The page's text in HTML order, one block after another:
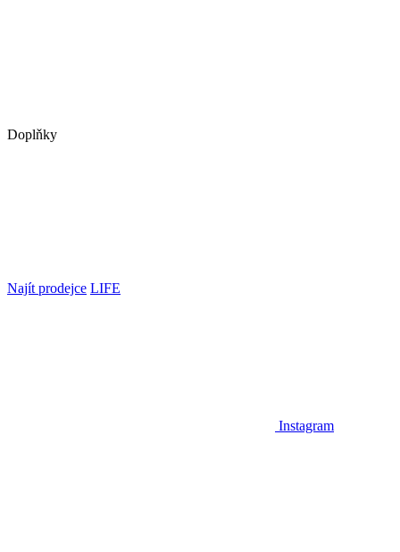
Doplňky
Najít prodejce LIFE
Instagram